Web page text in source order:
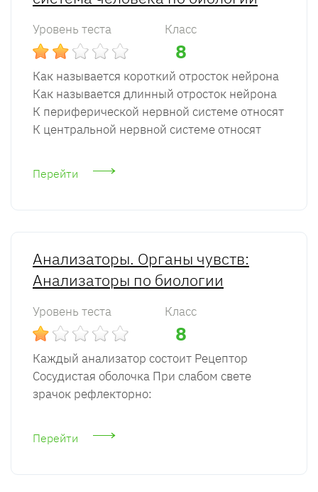
Уровень теста Класс
8
Как называется короткий отросток нейрона
Как называется длинный отросток нейрона
К периферической нервной системе относят
К центральной нервной системе относят
Перейти
Анализаторы. Органы чувств:
Анализаторы по биологии
Уровень теста Класс
8
Каждый анализатор состоит Рецептор
Сосудистая оболочка При слабом свете
зрачок рефлекторно:
Перейти